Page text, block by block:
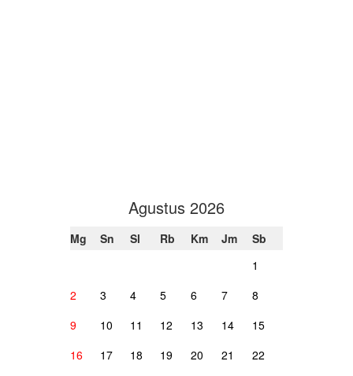
Agustus 2026
Mg Sn Sl Rb Km Jm
Sb
1
2
3 4 5 6 7
8
9
10 11 12 13 14
15
16
17 18 19 20 21
22